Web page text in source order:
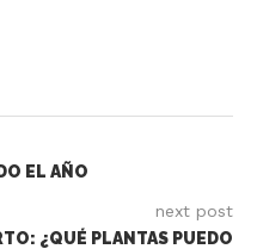
EL AÑO
next post
¿QUÉ PLANTAS PUEDO